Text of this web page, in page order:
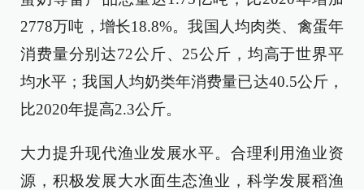
2778万吨，增长18.8%。我国人均肉类、禽蛋年
消费量分别达72公斤、25公斤，均高于世界平
均水平；我国人均奶类年消费量已达40.5公斤，
比2020年提高2.3公斤。
大力提升现代渔业发展水平。合理利用渔业资
源，积极发展大水面生态渔业，科学发展稻渔